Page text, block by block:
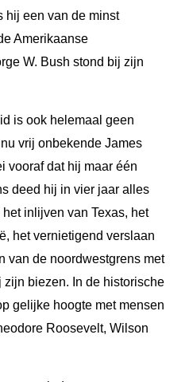
hij een van de minst
Amerikaanse
W. Bush stond bij zijn
is ook helemaal geen
vrij onbekende James
vooraf dat hij maar één
deed hij in vier jaar alles
inlijven van Texas, het
het vernietigend verslaan
van de noordwestgrens met
biezen. In de historische
gelijke hoogte met mensen
Roosevelt, Wilson